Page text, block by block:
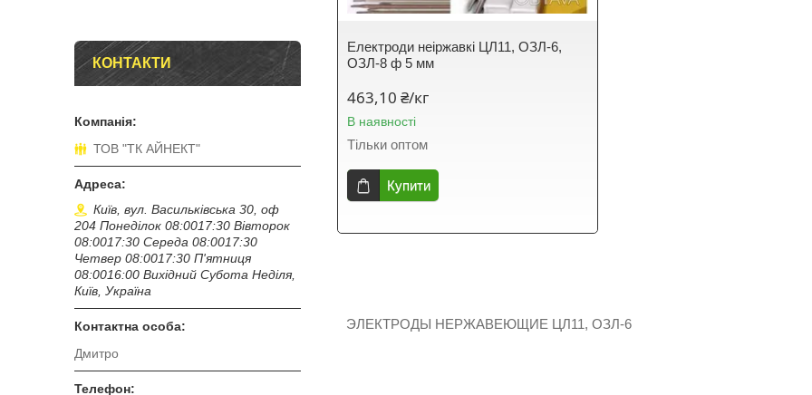
Електроди неіржавкі ЦЛ11, ОЗЛ-6,
ОЗЛ-8 ф 5 мм
463,10 ₴/кг
В наявності
Тільки оптом
Купити
ЭЛЕКТРОДЫ НЕРЖАВЕЮЩИЕ ЦЛ11, ОЗЛ-6
КОНТАКТИ
ТОВ "ТК АЙНЕКТ"
Київ, вул. Васильківська 30, оф
204 Понеділок 08:0017:30 Вівторок
08:0017:30 Середа 08:0017:30
Четвер 08:0017:30 П'ятниця
08:0016:00 Вихідний Субота Неділя,
Київ, Україна
Дмитро